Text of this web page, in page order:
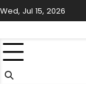
Skip
to
Wed, Jul 15, 2026